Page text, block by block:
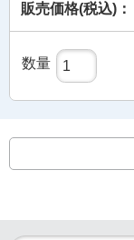
販売価格(税込)：
数量